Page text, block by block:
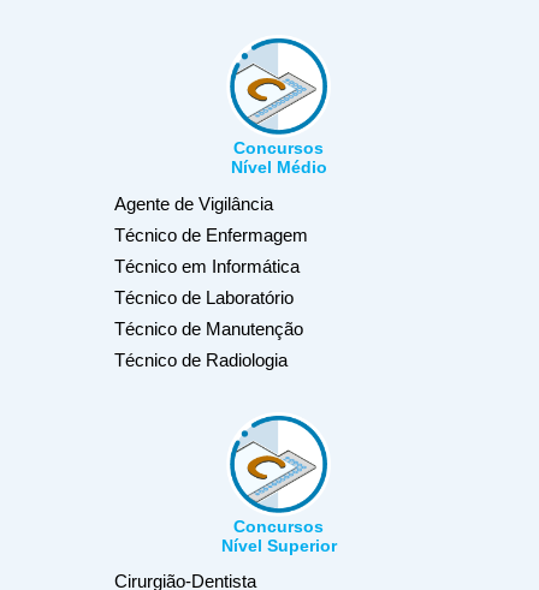
Concursos
Nível Médio
Agente de Vigilância
Técnico de Enfermagem
Técnico em Informática
Técnico de Laboratório
Técnico de Manutenção
Técnico de Radiologia
Concursos
Nível Superior
Cirurgião-Dentista